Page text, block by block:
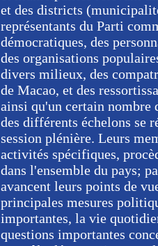
et des districts
représentants du Parti
démocratiques, des
des organisations
divers milieux, des
de Macao, et des
ainsi qu'un certain nombre
des différents échelons se
session plénière. Leurs
activités spécifiques,
dans l'ensemble du pays;
avancent leurs points de
principales mesures
importantes, la vie
questions importantes